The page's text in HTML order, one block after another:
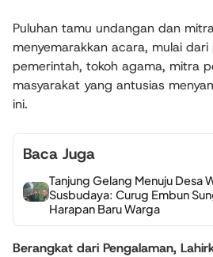
Puluhan tamu undangan dan
menyemarakkan acara, mulai dari
pemerintah, tokoh agama, mitra
masyarakat yang antusias
ini.
Baca Juga
Tanjung Gelang Menuju Desa
Susbudaya: Curug Embun
Harapan Baru Warga
Berangkat dari Pengalaman,